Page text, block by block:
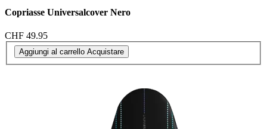
Copriasse Universalcover Nero
CHF 49.95
Aggiungi al carrello Acquistare